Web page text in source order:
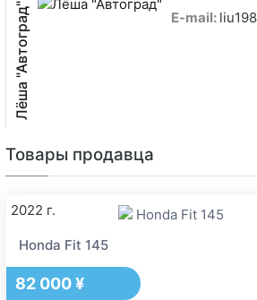
Лёша "Автоград" E-mail:
Товары продавца
2022 г.
Honda Fit 145
82 000 ¥